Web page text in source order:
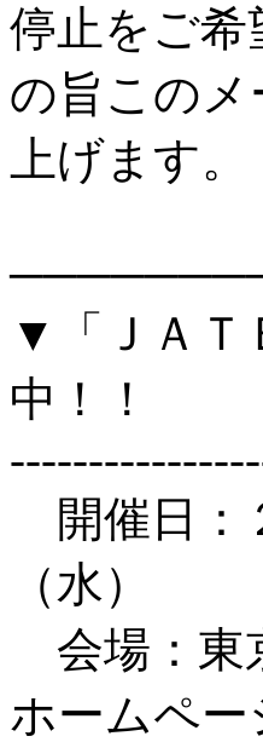
停止をご希
の旨この
上げます。
▼「ＪＡＴ
中！！
開催日：
（水）
会場：東
ホームペ